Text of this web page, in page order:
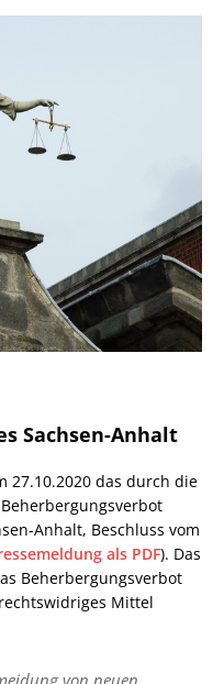
Sachsen-Anhalt
27.10.2020 das durch die
Anhalt, Beschluss vom
als PDF). Das
Beherbergungsverbot
Mittel
von neuen